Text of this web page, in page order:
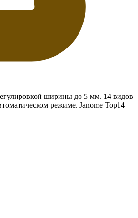
ширины до 5 мм. 14 видов
режиме. Janomе Top14